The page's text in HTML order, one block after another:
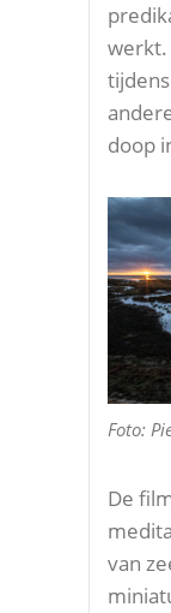
werkt.
doop
Foto:
De
van